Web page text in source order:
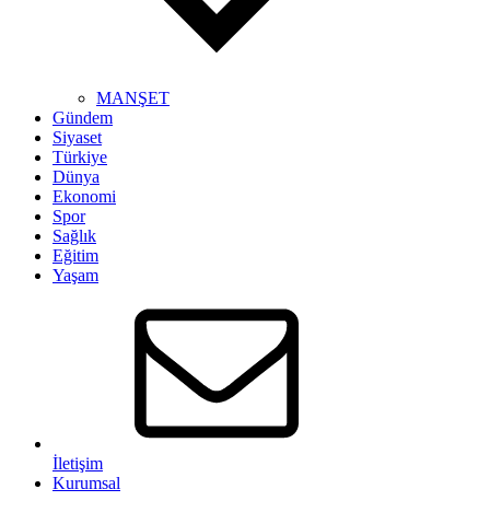
MANŞET
Gündem
Siyaset
Türkiye
Dünya
Ekonomi
Spor
Sağlık
Eğitim
Yaşam
İletişim
Kurumsal